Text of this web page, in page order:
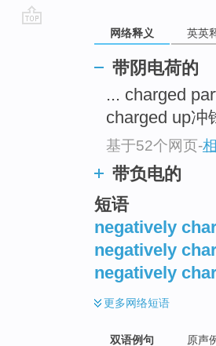
网络释义 英英
带阴电荷的
... charged
charged up冲
基于52个网页-
带负电的
短语
negatively
negatively
negatively
更多网络短语
双语例句 原声